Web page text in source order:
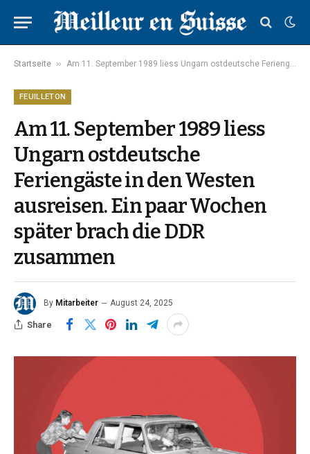
Startseite » Am 11. September 1989 liess Ungarn ostdeutsche Feriengäste in den Westen ausreisen. Ein paar Wochen später brach die DDR zusammen
FEUILLETON
Am 11. September 1989 liess
Ungarn ostdeutsche
Feriengäste in den Westen
ausreisen. Ein paar Wochen
später brach die DDR
zusammen
By Mitarbeiter August 24, 2025
Share